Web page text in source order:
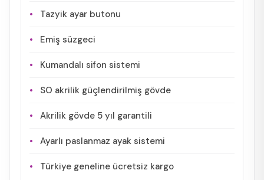
Tazyik ayar butonu
Emiş süzgeci
Kumandalı sifon sistemi
SO akrilik güçlendirilmiş gövde
Akrilik gövde 5 yıl garantili
Ayarlı paslanmaz ayak sistemi
Türkiye geneline ücretsiz kargo